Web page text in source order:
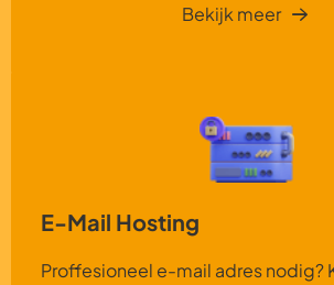
Bekijk meer
E-Mail Hosting
Proffesioneel e-mail adres nodig?